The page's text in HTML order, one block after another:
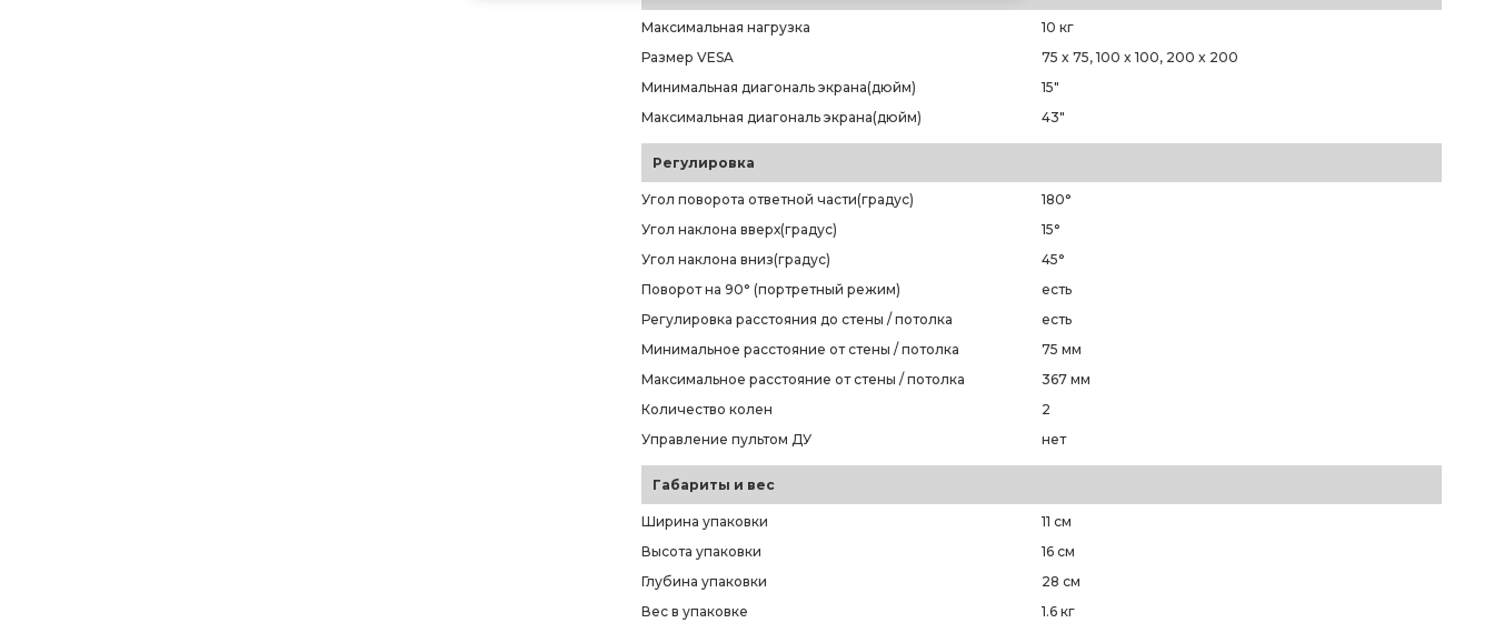
Максимальная нагрузка
10 кг
Размер VESA
75 x 75, 100 x 100, 200 x 200
Минимальная диагональ экрана(дюйм)
15"
Максимальная диагональ экрана(дюйм)
43"
Регулировка
Угол поворота ответной части(градус)
180°
Угол наклона вверх(градус)
15°
Угол наклона вниз(градус)
45°
Поворот на 90° (портретный режим)
есть
Регулировка расстояния до стены / потолка
есть
Минимальное расстояние от стены / потолка
75 мм
Максимальное расстояние от стены / потолка
367 мм
Количество колен
2
Управление пультом ДУ
нет
Габариты и вес
Ширина упаковки
11 см
Высота упаковки
16 см
Глубина упаковки
28 см
Вес в упаковке
1.6 кг